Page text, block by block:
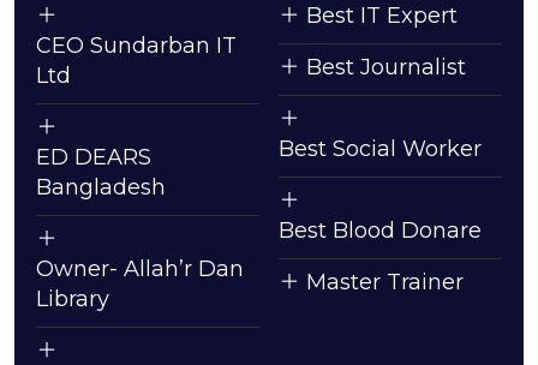
CEO Sundarban IT
Ltd
ED DEARS
Bangladesh
Owner- Allah’r Dan
Library
Best IT Expert
Best Journalist
Best Social Worker
Best Blood Donare
Master Trainer